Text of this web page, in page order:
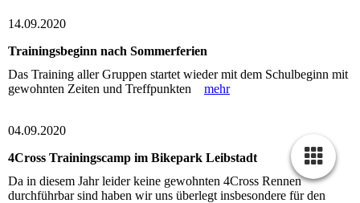
14.09.2020
Trainingsbeginn nach Sommerferien
Das Training aller Gruppen startet wieder mit dem Schulbeginn mit
gewohnten Zeiten und Treffpunkten mehr
04.09.2020
4Cross Trainingscamp im Bikepark Leibstadt
Da in diesem Jahr leider keine gewohnten 4Cross Rennen
durchführbar sind haben wir uns überlegt insbesondere für den